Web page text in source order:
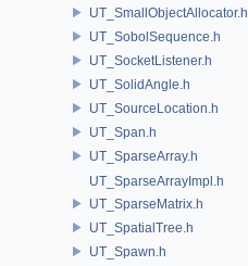
UT_SmallObjectAllocator.h
UT_SobolSequence.h
UT_SocketListener.h
UT_SolidAngle.h
UT_SourceLocation.h
UT_Span.h
UT_SparseArray.h
UT_SparseArrayImpl.h
UT_SparseMatrix.h
UT_SpatialTree.h
UT_Spawn.h